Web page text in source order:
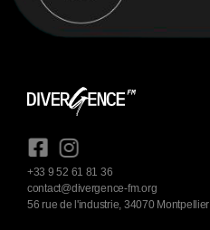
+33 9 52 61 81 36
contact@divergence-fm.org
56 rue de l'industrie, 34070 Montpellier